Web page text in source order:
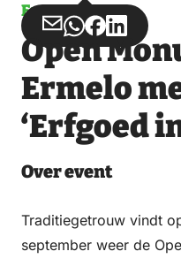
Event
Share
via
Share
via
WhatsApp
Share
on
Facebook
Share
on
LinkedIn
Open
Ermelo
‘Erfgoed
Over event
Traditiegetrouw vindt
september weer de